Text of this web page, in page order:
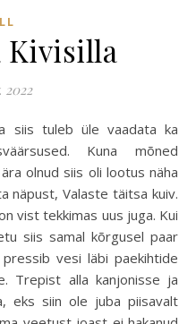
Kivisilla
2022
Kuna mõned
olnud siis oli lootus näha
näpust, Valaste täitsa kuiv.
vist tekkimas uus juga. Kui
siis samal kõrgusel paar
vesi läbi paekihtide
Trepist alla kanjonisse ja
eks siin ole juba piisavalt